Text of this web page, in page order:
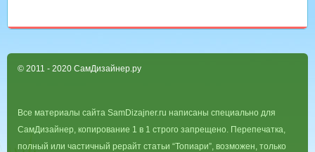
© 2011 - 2020 СамДизайнер.ру
Все материалы сайта SamDizajner.ru написаны специально для
СамДизайнер, копирование 1 в 1 строго запрещено. Перепечатка,
полный или частичный рерайт статьи “Топиари”, возможен, только